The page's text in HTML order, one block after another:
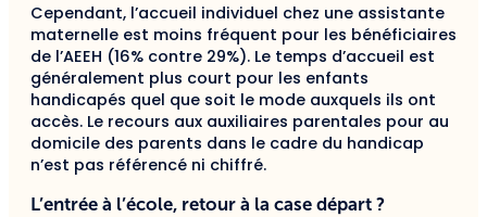
Cependant, l’accueil individuel chez une assistante
maternelle est moins fréquent pour les bénéficiaires
de l’AEEH (16% contre 29%). Le temps d’accueil est
généralement plus court pour les enfants
handicapés quel que soit le mode auxquels ils ont
accès. Le recours aux auxiliaires parentales pour au
domicile des parents dans le cadre du handicap
n’est pas référencé ni chiffré.
L’entrée à l’école, retour à la case départ ?